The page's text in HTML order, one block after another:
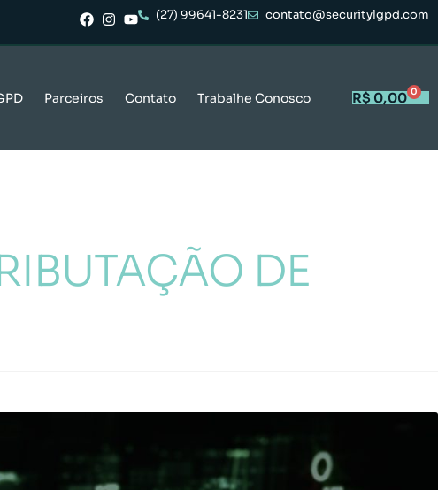
(27) 99641-8231 contato@securitylgpd.com
Parceiros Contato Trabalhe Conosco R$ 0,00 0
DE